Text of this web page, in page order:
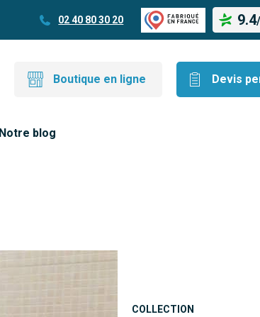
02 40 80 30 20 9.4/
Boutique en ligne Devis
Notre blog
COLLECTION